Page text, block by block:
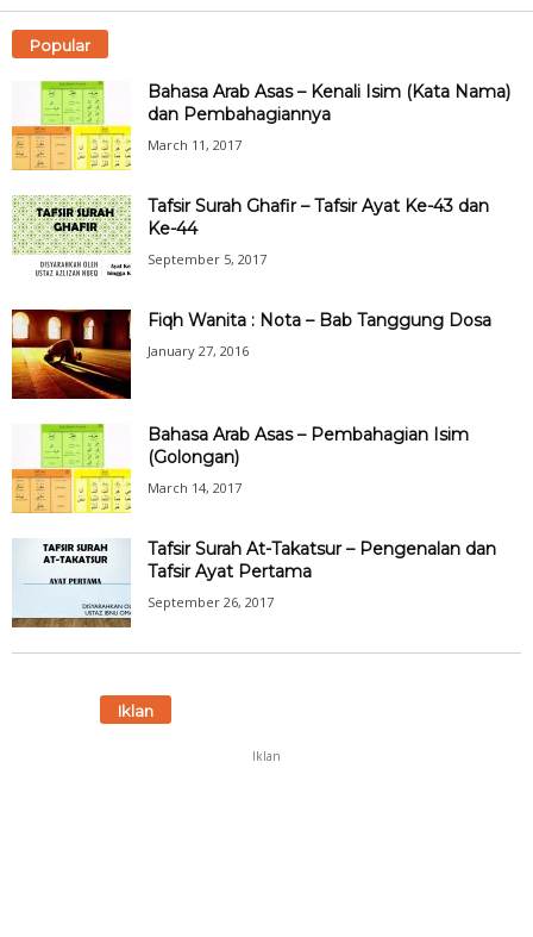
Popular
Bahasa Arab Asas – Kenali Isim (Kata Nama)
dan Pembahagiannya
March 11, 2017
Tafsir Surah Ghafir – Tafsir Ayat Ke-43 dan
Ke-44
September 5, 2017
Fiqh Wanita : Nota – Bab Tanggung Dosa
January 27, 2016
Bahasa Arab Asas – Pembahagian Isim
(Golongan)
March 14, 2017
Tafsir Surah At-Takatsur – Pengenalan dan
Tafsir Ayat Pertama
September 26, 2017
Iklan
Iklan